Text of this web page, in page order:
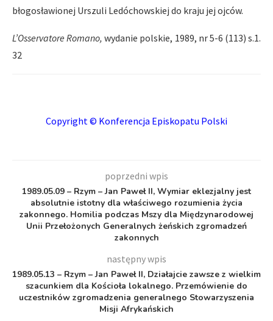
błogosławionej Urszuli Ledóchowskiej do kraju jej ojców.
L’Osservatore Romano,wydanie polskie, 1989, nr 5-6 (113) s.1.
32
Copyright © Konferencja Episkopatu Polski
poprzedni wpis
1989.05.09 – Rzym – Jan Paweł II, Wymiar eklezjalny jest
absolutnie istotny dla właściwego rozumienia życia
zakonnego. Homilia podczas Mszy dla Międzynarodowej
Unii Przełożonych Generalnych żeńskich zgromadzeń
zakonnych
następny wpis
1989.05.13 – Rzym – Jan Paweł II, Działajcie zawsze z wielkim
szacunkiem dla Kościoła lokalnego. Przemówienie do
uczestników zgromadzenia generalnego Stowarzyszenia
Misji Afrykańskich